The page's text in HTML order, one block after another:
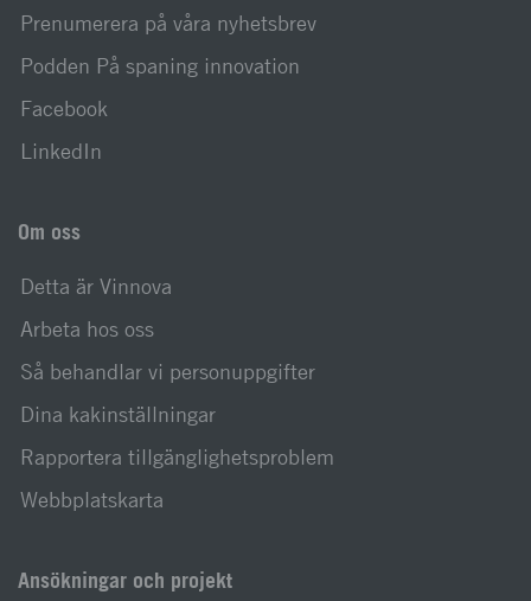
Prenumerera på våra nyhetsbrev
Podden På spaning innovation
Facebook
LinkedIn
Om oss
Detta är Vinnova
Arbeta hos oss
Så behandlar vi personuppgifter
Dina kakinställningar
Rapportera tillgänglighetsproblem
Webbplatskarta
Ansökningar och projekt